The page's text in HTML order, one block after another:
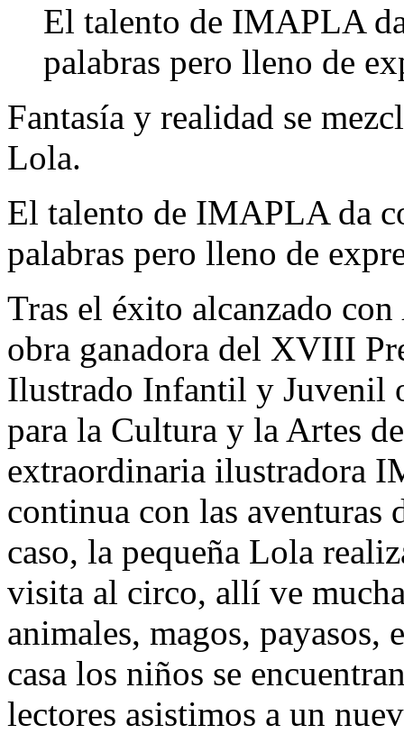
El talento de IMAPLA
palabras pero lleno de
Fantasía y realidad se
Lola.
El talento de IMAPLA da
palabras pero lleno de
Tras el éxito alcanzado con
obra ganadora del XVIII
Ilustrado Infantil y Juvenil
para la Cultura y la Artes
extraordinaria ilustradora
continua con las aventuras
caso, la pequeña Lola
visita al circo, allí ve
animales, magos,
casa los niños se
lectores asistimos a un